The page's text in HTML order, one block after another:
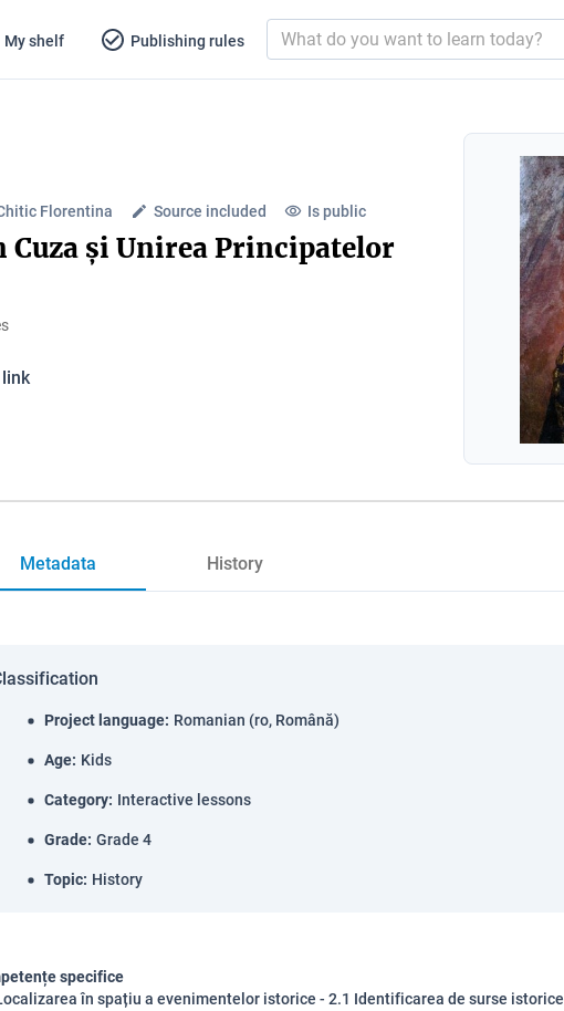
My shelf Publishing rules
Florentina Source included Is public
Cuza și Unirea Principatelor
Metadata History
Project language: Romanian (ro, Română)
Age: Kids
Category: Interactive lessons
Grade: Grade 4
Topic: History
specifice
în spațiu a evenimentelor istorice - 2.1 Identificarea de surse istorice